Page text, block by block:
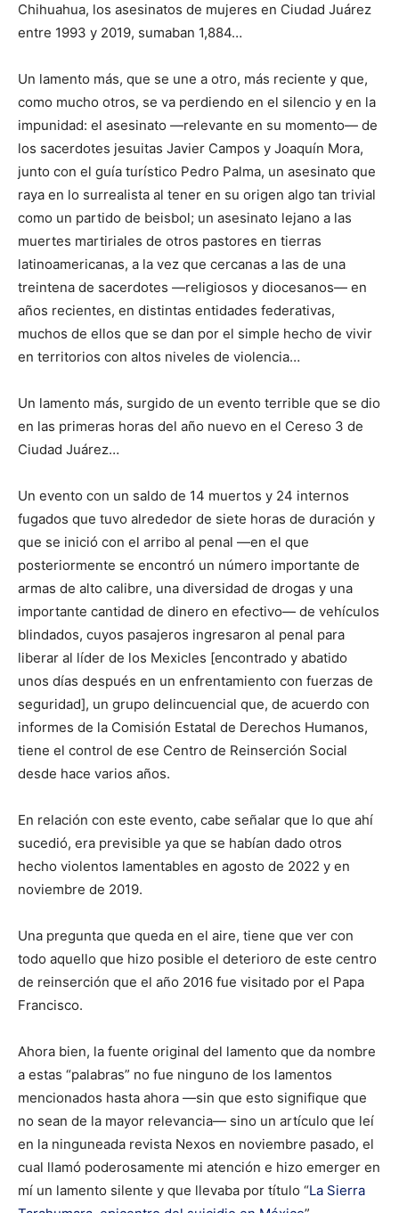
Chihuahua, los asesinatos de mujeres en Ciudad Juárez
entre 1993 y 2019, sumaban 1,884…
Un lamento más, que se une a otro, más reciente y que,
como mucho otros, se va perdiendo en el silencio y en la
impunidad: el asesinato —relevante en su momento— de
los sacerdotes jesuitas Javier Campos y Joaquín Mora,
junto con el guía turístico Pedro Palma, un asesinato que
raya en lo surrealista al tener en su origen algo tan trivial
como un partido de beisbol; un asesinato lejano a las
muertes martiriales de otros pastores en tierras
latinoamericanas, a la vez que cercanas a las de una
treintena de sacerdotes —religiosos y diocesanos— en
años recientes, en distintas entidades federativas,
muchos de ellos que se dan por el simple hecho de vivir
en territorios con altos niveles de violencia…
Un lamento más, surgido de un evento terrible que se dio
en las primeras horas del año nuevo en el Cereso 3 de
Ciudad Juárez…
Un evento con un saldo de 14 muertos y 24 internos
fugados que tuvo alrededor de siete horas de duración y
que se inició con el arribo al penal —en el que
posteriormente se encontró un número importante de
armas de alto calibre, una diversidad de drogas y una
importante cantidad de dinero en efectivo— de vehículos
blindados, cuyos pasajeros ingresaron al penal para
liberar al líder de los Mexicles [encontrado y abatido
unos días después en un enfrentamiento con fuerzas de
seguridad], un grupo delincuencial que, de acuerdo con
informes de la Comisión Estatal de Derechos Humanos,
tiene el control de ese Centro de Reinserción Social
desde hace varios años.
En relación con este evento, cabe señalar que lo que ahí
sucedió, era previsible ya que se habían dado otros
hecho violentos lamentables en agosto de 2022 y en
noviembre de 2019.
Una pregunta que queda en el aire, tiene que ver con
todo aquello que hizo posible el deterioro de este centro
de reinserción que el año 2016 fue visitado por el Papa
Francisco.
Ahora bien, la fuente original del lamento que da nombre
a estas “palabras” no fue ninguno de los lamentos
mencionados hasta ahora —sin que esto signifique que
no sean de la mayor relevancia— sino un artículo que leí
en la ninguneada revista Nexos en noviembre pasado, el
cual llamó poderosamente mi atención e hizo emerger en
mí un lamento silente y que llevaba por título “La Sierra